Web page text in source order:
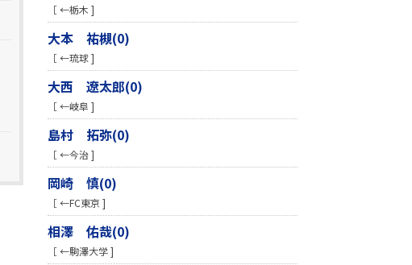
［ ←栃木 ]
大本 祐槻(0)
［ ←琉球 ]
大西 遼太郎(0)
［ ←岐阜 ]
島村 拓弥(0)
［ ←今治 ]
岡崎 慎(0)
［ ←FC東京 ]
相澤 佑哉(0)
［ ←駒澤大学 ]